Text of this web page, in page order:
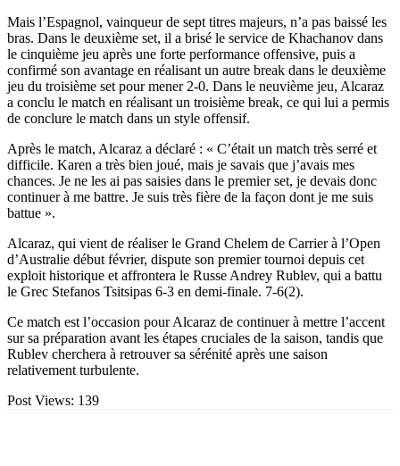
Mais l’Espagnol, vainqueur de sept titres majeurs, n’a pas baissé les
bras. Dans le deuxième set, il a brisé le service de Khachanov dans
le cinquième jeu après une forte performance offensive, puis a
confirmé son avantage en réalisant un autre break dans le deuxième
jeu du troisième set pour mener 2-0. Dans le neuvième jeu, Alcaraz
a conclu le match en réalisant un troisième break, ce qui lui a permis
de conclure le match dans un style offensif.
Après le match, Alcaraz a déclaré : « C’était un match très serré et
difficile. Karen a très bien joué, mais je savais que j’avais mes
chances. Je ne les ai pas saisies dans le premier set, je devais donc
continuer à me battre. Je suis très fière de la façon dont je me suis
battue ».
Alcaraz, qui vient de réaliser le Grand Chelem de Carrier à l’Open
d’Australie début février, dispute son premier tournoi depuis cet
exploit historique et affrontera le Russe Andrey Rublev, qui a battu
le Grec Stefanos Tsitsipas 6-3 en demi-finale. 7-6(2).
Ce match est l’occasion pour Alcaraz de continuer à mettre l’accent
sur sa préparation avant les étapes cruciales de la saison, tandis que
Rublev cherchera à retrouver sa sérénité après une saison
relativement turbulente.
Post Views: 139